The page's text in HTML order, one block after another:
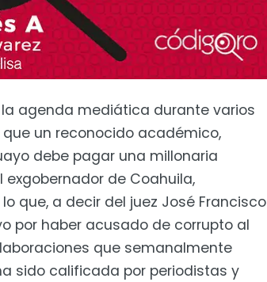
agenda mediática durante varios
un reconocido académico,
debe pagar una millonaria
de Coahuila,
que, a decir del juez José Francisco
por haber acusado de corrupto al
que semanalmente
sido calificada por periodistas y